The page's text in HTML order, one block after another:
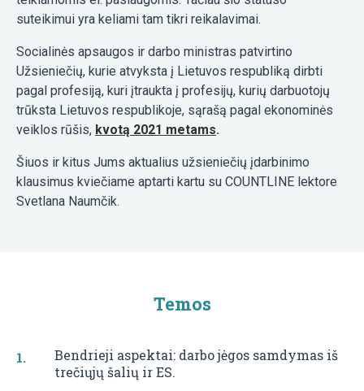
suteikimui yra keliami tam tikri reikalavimai.
Socialinės apsaugos ir darbo ministras patvirtino
Užsieniečių, kurie atvyksta į Lietuvos respubliką dirbti
pagal profesiją, kuri įtraukta į profesijų, kurių darbuotojų
trūksta Lietuvos respublikoje, sąrašą pagal ekonominės
veiklos rūšis, kvotą 2021 metams.
Šiuos ir kitus Jums aktualius užsieniečių įdarbinimo
klausimus kviečiame aptarti kartu su COUNTLINE lektore
Svetlana Naumčik.
Temos
Bendrieji aspektai: darbo jėgos samdymas iš
trečiųjų šalių ir ES.